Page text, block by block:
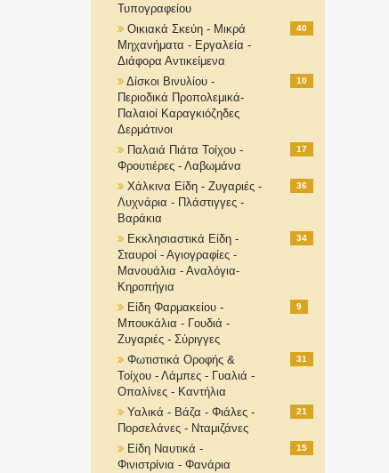
Τυπογραφείου
Οικιακά Σκεύη - Μικρά
Μηχανήματα - Εργαλεία -
Διάφορα Αντικείμενα
40
Δίσκοι Βινυλίου -
Περιοδικά Προπολεμικά-
Παλαιοί Καραγκιόζηδες
Δερμάτινοι
10
Παλαιά Πιάτα Τοίχου -
Φρουτιέρες - Λαβωμάνα
17
Χάλκινα Είδη - Ζυγαριές -
Λυχνάρια - Πλάστιγγες -
Βαράκια
36
Εκκλησιαστικά Είδη -
Σταυροί - Αγιογραφίες -
Μανουάλια - Αναλόγια-
Κηροπήγια
34
Είδη Φαρμακείου -
Μπουκάλια - Γουδιά -
Ζυγαριές - Σύριγγες
9
Φωτιστικά Οροφής &
Τοίχου - Λάμπες - Γυαλιά -
Οπαλίνες - Καντήλια
31
Υαλικά - Βάζα - Φιάλες -
Πορσελάνες - Νταμιζάνες
21
Είδη Ναυτικά -
Φινιστρίνια - Φανάρια
15